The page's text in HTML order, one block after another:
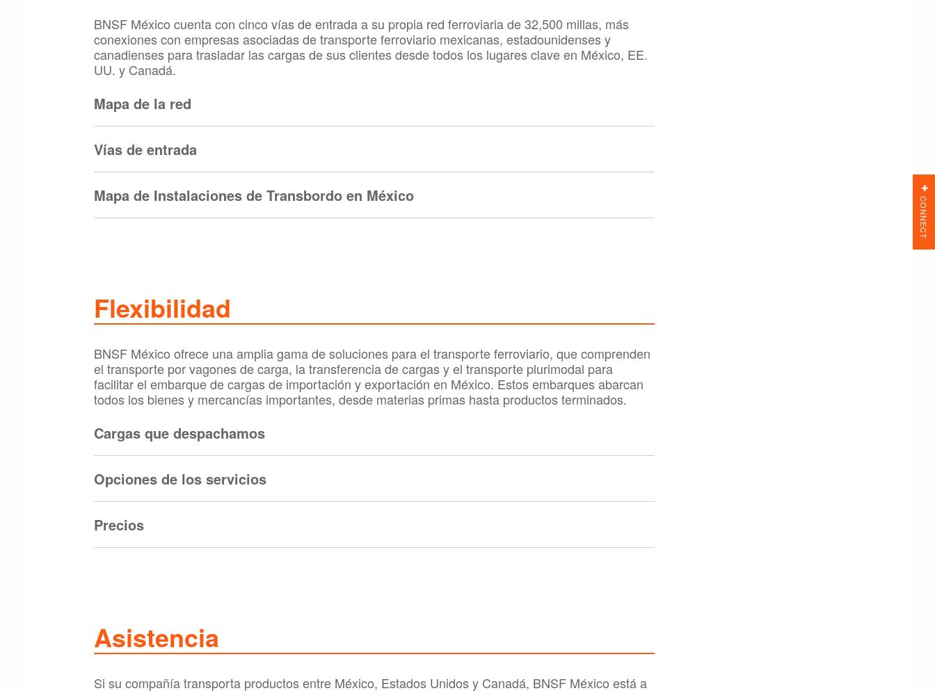
BNSF México cuenta con cinco vías de entrada a su propia red ferroviaria de 32,500 millas, más
conexiones con empresas asociadas de transporte ferroviario mexicanas, estadounidenses y
canadienses para trasladar las cargas de sus clientes desde todos los lugares clave en México, EE.
UU. y Canadá.
Mapa de la red
Vías de entrada
Mapa de Instalaciones de Transbordo en México
Flexibilidad
BNSF México ofrece una amplia gama de soluciones para el transporte ferroviario, que comprenden
el transporte por vagones de carga, la transferencia de cargas y el transporte plurimodal para
facilitar el embarque de cargas de importación y exportación en México. Estos embarques abarcan
todos los bienes y mercancías importantes, desde materias primas hasta productos terminados.
Cargas que despachamos
Opciones de los servicios
Precios
Asistencia
Si su compañía transporta productos entre México, Estados Unidos y Canadá, BNSF México está a
CONNECT